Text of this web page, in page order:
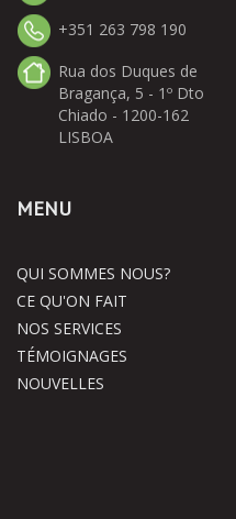
+351 263 798 190
Rua dos Duques de
Bragança, 5 - 1º Dto
Chiado - 1200-162
LISBOA
MENU
QUI SOMMES NOUS?
CE QU'ON FAIT
NOS SERVICES
TÉMOIGNAGES
NOUVELLES